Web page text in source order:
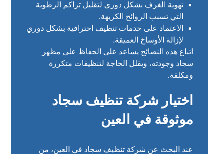
تهوية الغرف بشكل دوري لتقليل تراكم الرطوبة
التي تسبب الروائح الكريهة.
الاعتماد على خدمات تنظيف احترافية بشكل دوري
لإزالة الأوساخ العميقة.
اتباع هذه النصائح يساعد على الحفاظ على مظهر
سجاد وجودته، ويقلل الحاجة لتنظيفات متكررة
ومكلفة.
اختيار شركة تنظيف سجاد
موثوقة في العين
عند البحث عن شركة تنظيف سجاد في العين، من